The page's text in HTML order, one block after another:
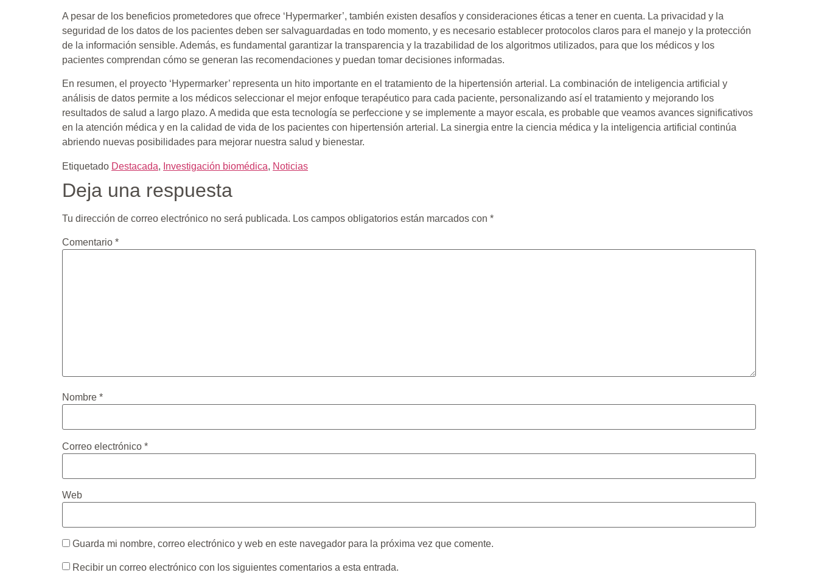
A pesar de los beneficios prometedores que ofrece ‘Hypermarker’, también existen desafíos y consideraciones éticas a tener en cuenta. La privacidad y la
seguridad de los datos de los pacientes deben ser salvaguardadas en todo momento, y es necesario establecer protocolos claros para el manejo y la protección
de la información sensible. Además, es fundamental garantizar la transparencia y la trazabilidad de los algoritmos utilizados, para que los médicos y los
pacientes comprendan cómo se generan las recomendaciones y puedan tomar decisiones informadas.
En resumen, el proyecto ‘Hypermarker’ representa un hito importante en el tratamiento de la hipertensión arterial. La combinación de inteligencia artificial y
análisis de datos permite a los médicos seleccionar el mejor enfoque terapéutico para cada paciente, personalizando así el tratamiento y mejorando los
resultados de salud a largo plazo. A medida que esta tecnología se perfeccione y se implemente a mayor escala, es probable que veamos avances significativos
en la atención médica y en la calidad de vida de los pacientes con hipertensión arterial. La sinergia entre la ciencia médica y la inteligencia artificial continúa
abriendo nuevas posibilidades para mejorar nuestra salud y bienestar.
Etiquetado Destacada, Investigación biomédica, Noticias
Deja una respuesta
Tu dirección de correo electrónico no será publicada. Los campos obligatorios están marcados con *
Comentario *
Nombre *
Correo electrónico *
Web
Guarda mi nombre, correo electrónico y web en este navegador para la próxima vez que comente.
Recibir un correo electrónico con los siguientes comentarios a esta entrada.